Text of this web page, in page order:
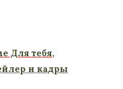
Для тебя,
и кадры